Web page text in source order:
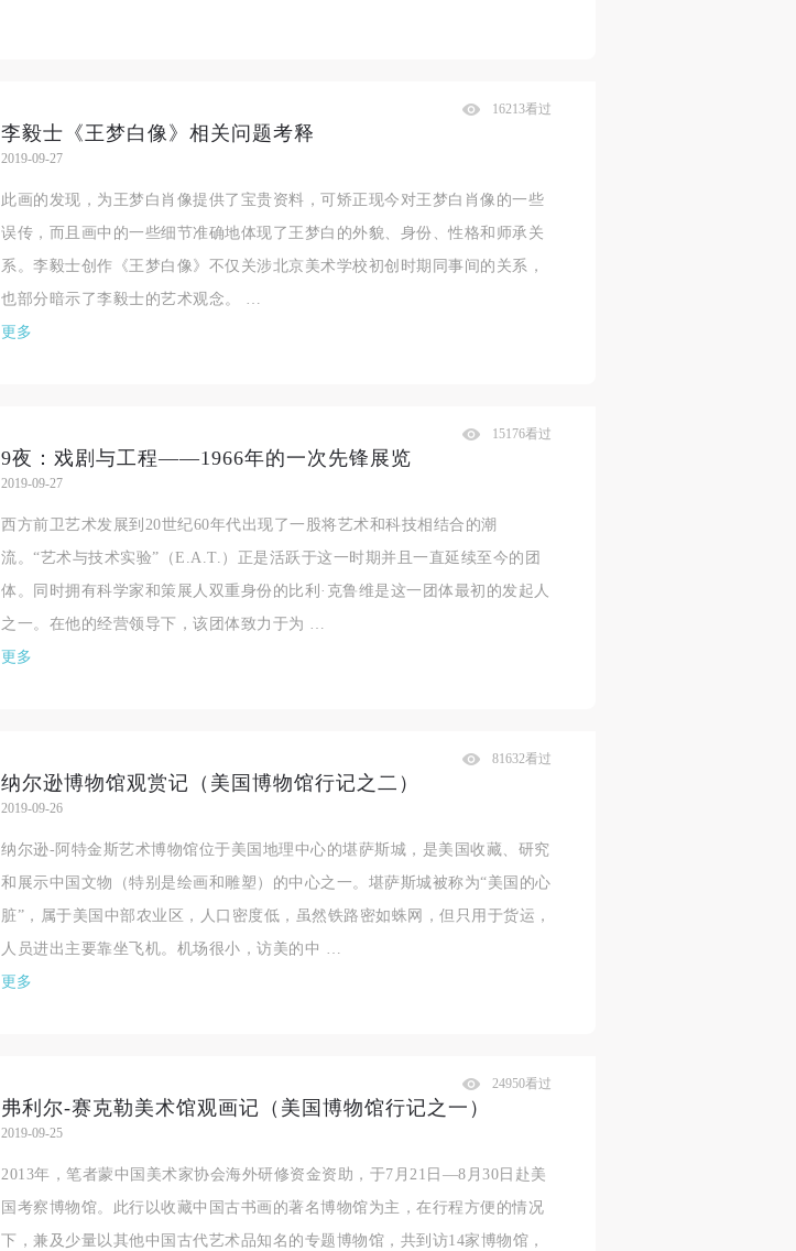
李毅士《王梦白像》相关问题考释
2019-09-27
16213看过
此画的发现，为王梦白肖像提供了宝贵资料，可矫正现今对王梦白肖像的一些
误传，而且画中的一些细节准确地体现了王梦白的外貌、身份、性格和师承关
系。李毅士创作《王梦白像》不仅关涉北京美术学校初创时期同事间的关系，
也部分暗示了李毅士的艺术观念。 …
更多
9夜：戏剧与工程——1966年的一次先锋展览
2019-09-27
15176看过
西方前卫艺术发展到20世纪60年代出现了一股将艺术和科技相结合的潮
流。“艺术与技术实验”（E.A.T.）正是活跃于这一时期并且一直延续至今的团
体。同时拥有科学家和策展人双重身份的比利·克鲁维是这一团体最初的发起人
之一。在他的经营领导下，该团体致力于为 …
更多
纳尔逊博物馆观赏记（美国博物馆行记之二）
2019-09-26
81632看过
纳尔逊-阿特金斯艺术博物馆位于美国地理中心的堪萨斯城，是美国收藏、研究
和展示中国文物（特别是绘画和雕塑）的中心之一。堪萨斯城被称为“美国的心
脏”，属于美国中部农业区，人口密度低，虽然铁路密如蛛网，但只用于货运，
人员进出主要靠坐飞机。机场很小，访美的中 …
更多
弗利尔-赛克勒美术馆观画记（美国博物馆行记之一）
2019-09-25
24950看过
2013年，笔者蒙中国美术家协会海外研修资金资助，于7月21日—8月30日赴美
国考察博物馆。此行以收藏中国古书画的著名博物馆为主，在行程方便的情况
下，兼及少量以其他中国古代艺术品知名的专题博物馆，共到访14家博物馆，